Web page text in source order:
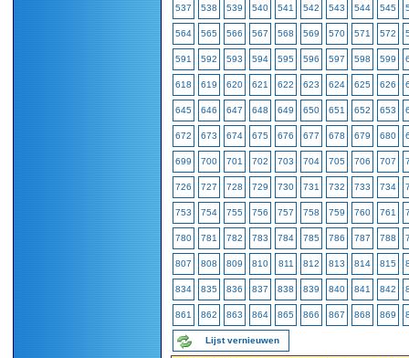
537 538 539 540 541 542 543 544 545
564 565 566 567 568 569 570 571 572
591 592 593 594 595 596 597 598 599
618 619 620 621 622 623 624 625 626
645 646 647 648 649 650 651 652 653
672 673 674 675 676 677 678 679 680
699 700 701 702 703 704 705 706 707
726 727 728 729 730 731 732 733 734
753 754 755 756 757 758 759 760 761
780 781 782 783 784 785 786 787 788
807 808 809 810 811 812 813 814 815
834 835 836 837 838 839 840 841 842
861 862 863 864 865 866 867 868 869
Lijst vernieuwen